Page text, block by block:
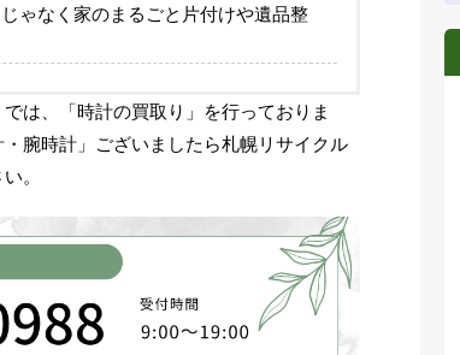
ゃなく家のまるごと片付けや遺品整
では、「時計の買取り」を行っておりま
腕時計」ございましたら札幌リサイクル
。